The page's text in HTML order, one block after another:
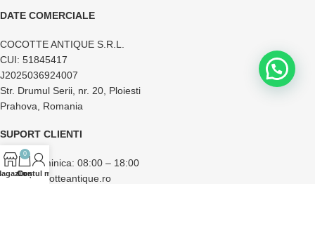
DATE COMERCIALE
COCOTTE ANTIQUE S.R.L.
CUI: 51845417
J2025036924007
Str. Drumul Serii, nr. 20, Ploiesti
Prahova, Romania
SUPORT CLIENTI
Luni – Duminica: 08:00 – 18:00
office@cocotteantique.ro
0
Coș
Contul meu